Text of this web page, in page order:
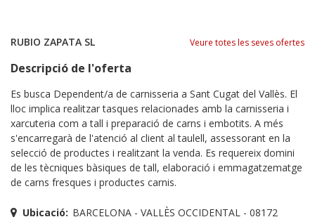
RUBIO ZAPATA SL Veure totes les seves ofertes
Descripció de l'oferta
Es busca Dependent/a de carnisseria a Sant Cugat del Vallès. El
lloc implica realitzar tasques relacionades amb la carnisseria i
xarcuteria com a tall i preparació de carns i embotits. A més
s'encarregarà de l'atenció al client al taulell, assessorant en la
selecció de productes i realitzant la venda. Es requereix domini
de les tècniques bàsiques de tall, elaboració i emmagatzematge
de carns fresques i productes carnis.
Ubicació: BARCELONA - VALLÈS OCCIDENTAL - 08172